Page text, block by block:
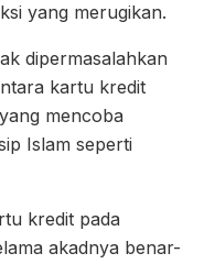
yang merugikan.
dipermasalahkan
kartu kredit
mencoba
Islam seperti
kredit pada
akadnya benar-